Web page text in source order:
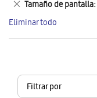
Filtrar por
artículo
Tamaño de pantalla
Eliminar
este
artículo
Eliminar todo